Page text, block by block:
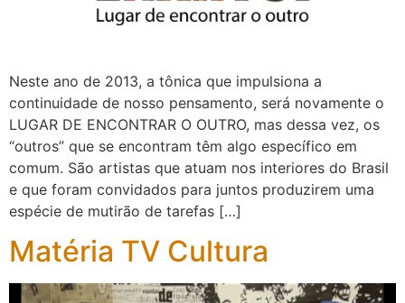
Neste ano de 2013, a tônica que impulsiona a
continuidade de nosso pensamento, será novamente o
LUGAR DE ENCONTRAR O OUTRO, mas dessa vez, os
“outros” que se encontram têm algo específico em
comum. São artistas que atuam nos interiores do Brasil
e que foram convidados para juntos produzirem uma
espécie de mutirão de tarefas […]
Matéria TV Cultura